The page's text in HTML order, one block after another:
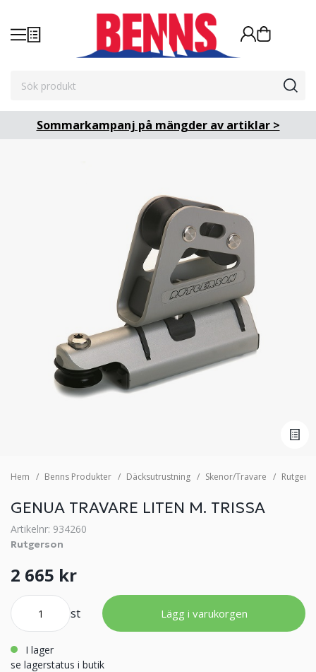
Sommarkampanj på mängder av artiklar >
Hem Benns Produkter Däcksutrustning Skenor/Travare
GENUA TRAVARE LITEN M. TRISSA
Artikelnr: 934260
Rutgerson
2 665 kr
st Lägg i varukorgen
i lager
se lagerstatus i butik